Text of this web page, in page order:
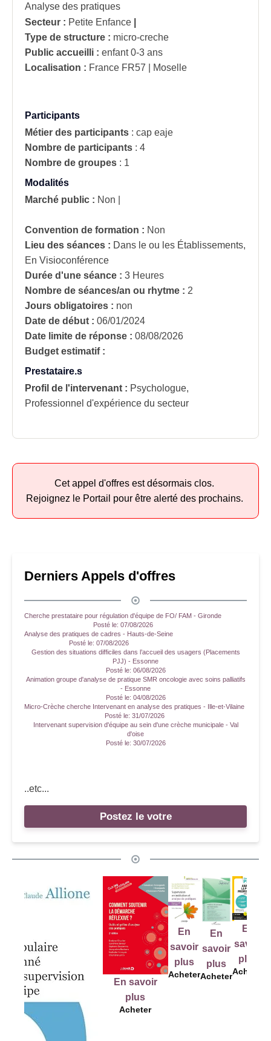
Analyse des pratiques
Secteur : Petite Enfance
Type de structure : micro-creche
Public accueilli : enfant 0-3 ans
Localisation : France FR57 | Moselle
Participants
Métier des participants : cap eaje
Nombre de participants : 4
Nombre de groupes : 1
Modalités
Marché public : Non
Convention de formation : Non
Lieu des séances : Dans le ou les Établissements,
En Visioconférence
Durée d'une séance : 3 Heures
Nombre de séances/an ou rhytme : 2
Jours obligatoires : non
Date de début : 06/01/2024
Date limite de réponse : 08/08/2026
Budget estimatif :
Prestataire.s
Profil de l'intervenant : Psychologue,
Professionnel d'expérience du secteur
Cet appel d'offres est désormais clos.
Rejoignez le Portail pour être alerté des prochains.
Derniers Appels d'offres
Cherche prestataire pour régulation d'équipe de FO/ FAM - Gironde
Posté le: 07/08/2026
Analyse des pratiques de cadres - Hauts-de-Seine
Posté le: 07/08/2026
Gestion des situations difficiles dans l’accueil des usagers (Placements
PJJ) - Essonne
Posté le: 06/08/2026
Animation groupe d'analyse de pratique SMR oncologie avec soins palliatifs
- Essonne
Posté le: 04/08/2026
Micro-Crèche cherche Intervenant en analyse des pratiques - Ille-et-Vilaine
Posté le: 31/07/2026
Intervenant supervision d'équipe au sein d'une crèche municipale - Val
d'oise
Posté le: 30/07/2026
..etc...
Postez le votre
En savoir
Acheter
En
savoir
plus
Acheter
En
savoir
plus
Acheter
En
savoir
plus
Acheter
En
savoir
plus
Acheter